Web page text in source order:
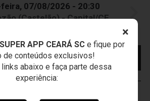
×
SUPER APP CEARÁ SCe fique por
de conteúdos exclusivos!
abaixo e faça parte dessa
experiência:
07/08/2026 - 20:30
(Castelão) - Capital/CE
• 2º Turno • 21 ª Rodada
COMPRE AQUI SEU
INGRESSO
VOZÃOTV